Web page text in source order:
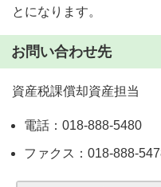
とになります。
お問い合わせ先
資産税課償却資産担当
電話：018-888-5480
ファクス：018-888-